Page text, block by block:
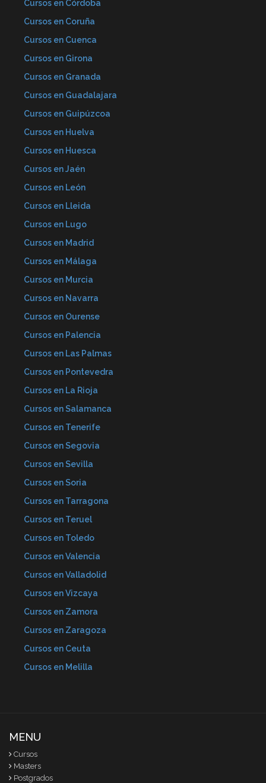
Cursos en Córdoba
Cursos en Coruña
Cursos en Cuenca
Cursos en Girona
Cursos en Granada
Cursos en Guadalajara
Cursos en Guipúzcoa
Cursos en Huelva
Cursos en Huesca
Cursos en Jaén
Cursos en León
Cursos en Lleida
Cursos en Lugo
Cursos en Madrid
Cursos en Málaga
Cursos en Murcia
Cursos en Navarra
Cursos en Ourense
Cursos en Palencia
Cursos en Las Palmas
Cursos en Pontevedra
Cursos en La Rioja
Cursos en Salamanca
Cursos en Tenerife
Cursos en Segovia
Cursos en Sevilla
Cursos en Soria
Cursos en Tarragona
Cursos en Teruel
Cursos en Toledo
Cursos en Valencia
Cursos en Valladolid
Cursos en Vizcaya
Cursos en Zamora
Cursos en Zaragoza
Cursos en Ceuta
Cursos en Melilla
MENU
Cursos
Masters
Postgrados